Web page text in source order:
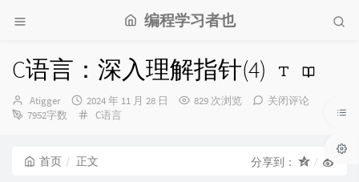
编程学习者也
C语言：深入理解指针(4)
博
主：
Atigger
发
布
2024 年 11 月 28 日 829 次浏览
关闭评论
7952字数
分
C语言
首页 正文 分享到：